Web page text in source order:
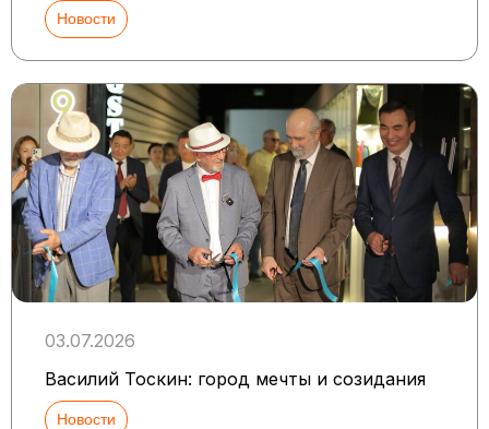
Новости
03.07.2026
Василий Тоскин: город мечты и созидания
Новости